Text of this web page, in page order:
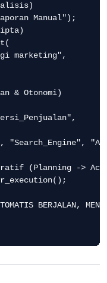
Manual");
marketing",
& Otonomi)
"Search_Engine",
(Planning ->
BERJALAN,